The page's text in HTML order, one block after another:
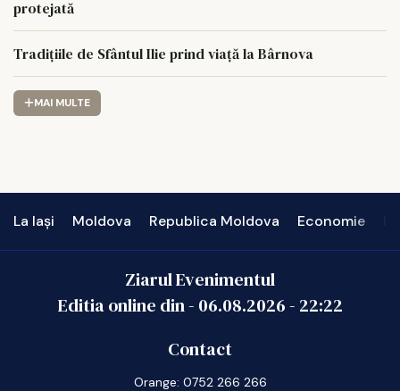
protejată
Tradițiile de Sfântul Ilie prind viață la Bârnova
MAI MULTE
La Iași Moldova Republica Moldova Economie
Ziarul Evenimentul
Editia online din - 06.08.2026- 22:22
Contact
Orange: 0752 266 266